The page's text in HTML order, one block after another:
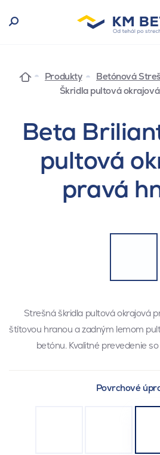
Produkty Betónová
Škridla pultová
Beta
pultová
pravá
Strešná škridla pultová okrajová
štítovou hranou a zadným lemom
betónu. Kvalitné prevedenie
Povrchové